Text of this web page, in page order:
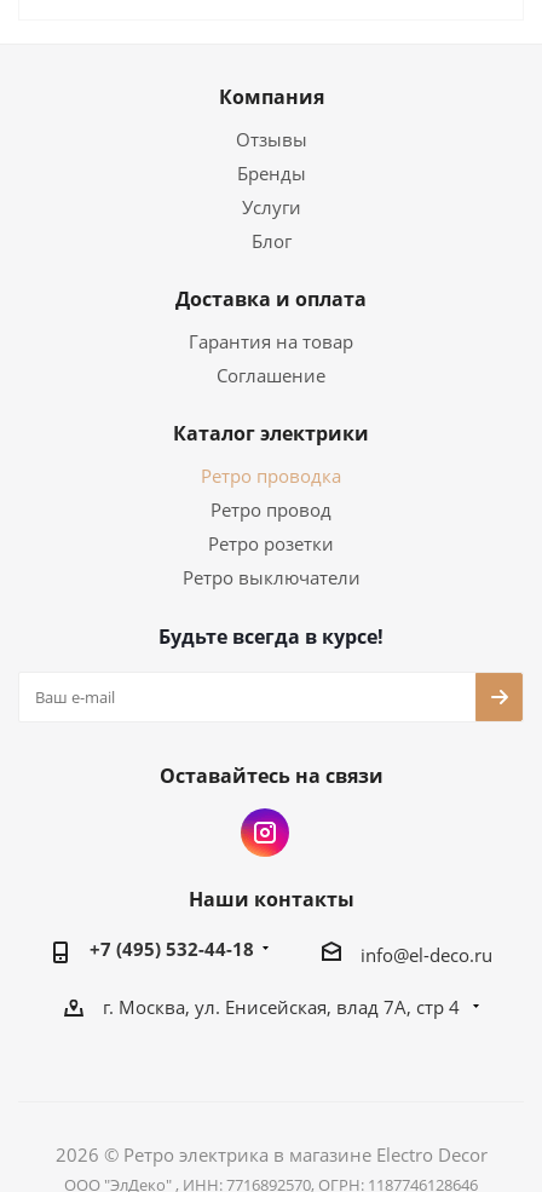
Компания
Отзывы
Бренды
Услуги
Блог
Доставка и оплата
Гарантия на товар
Соглашение
Каталог электрики
Ретро проводка
Ретро провод
Ретро розетки
Ретро выключатели
Будьте всегда в курсе!
Оставайтесь на связи
Наши контакты
+7 (495) 532-44-18 info@el-deco.ru
г. Москва, ул. Енисейская, влад 7А, стр 4
2026 © Ретро электрика в магазине Electro Decor
ООО "ЭлДеко" , ИНН: 7716892570, ОГРН: 1187746128646